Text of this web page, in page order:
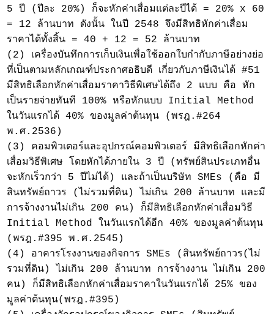
5 ปี (ปีละ 20%) ก็จะหักค่าเสื่อมแต่ละปีได้ = 20% x 60
= 12 ล้านบาท ดังนั้น ในปี 2548 จึงมีสิทธิหักค่าเสื่อม
ราคาได้ทั้งสิ้น = 40 + 12 = 52 ล้านบาท
(2) เครื่องบันทึกการเก็บเงินเพื่อใช้ออกใบกำกับภาษีอย่างย่อ
ที่เป็นตามหลักเกณฑ์ประกาศอธิบดี เกี่ยวกับภาษีเงินได้ #51
มีสิทธิเลือกหักค่าเสื่อมราคาวิธีพิเศษได้ถึง 2 แบบ คือ หัก
เป็นรายจ่ายทันที 100% หรือหักแบบ Initial Method
ในวันแรกได้ 40% ของมูลค่าต้นทุน (พรฎ.#264
พ.ศ.2536)
(3) คอมพิวเตอร์และอุปกรณ์คอมพิวเตอร์ มีสิทธิเลือกหักค่า
เสื่อมวิธีพิเศษ โดยหักได้ภายใน 3 ปี (ทรัพย์สินประเภทอื่น
จะหักเร็วกว่า 5 ปีไม่ได้) และถ้าเป็นบริษัท SMEs (คือ มี
สินทรัพย์ถาวร (ไม่รวมที่ดิน) ไม่เกิน 200 ล้านบาท และมี
การจ้างงานไม่เกิน 200 คน) ก็มีสิทธิเลือกหักค่าเสื่อมวิธี
Initial Method ในวันแรกได้อีก 40% ของมูลค่าต้นทุน
(พรฎ.#395 พ.ศ.2545)
(4) อาคารโรงงานของกิจการ SMEs (สินทรัพย์ถาวร(ไม่
รวมที่ดิน) ไม่เกิน 200 ล้านบาท การจ้างงาน ไม่เกิน 200
คน) ก็มีสิทธิเลือกหักค่าเสื่อมราคาในวันแรกได้ 25% ของ
มูลค่าต้นทุน(พรฎ.#395)